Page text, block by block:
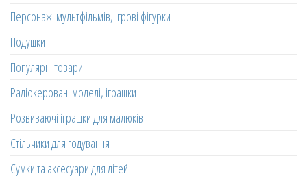
Персонажі мультфільмів, ігрові фігурки
Подушки
Популярні товари
Радіокеровані моделі, іграшки
Розвиваючі іграшки для малюків
Стільчики для годування
Сумки та аксесуари для дітей